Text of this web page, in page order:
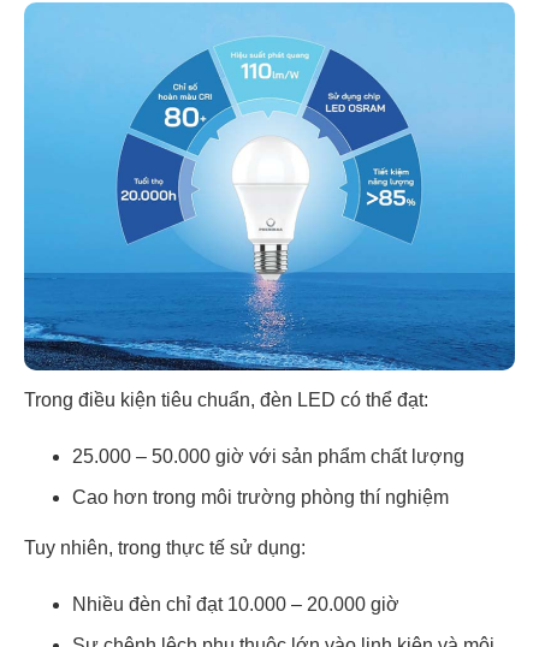
Trong điều kiện tiêu chuẩn, đèn LED có thể đạt:
25.000 – 50.000 giờ với sản phẩm chất lượng
Cao hơn trong môi trường phòng thí nghiệm
Tuy nhiên, trong thực tế sử dụng:
Nhiều đèn chỉ đạt 10.000 – 20.000 giờ